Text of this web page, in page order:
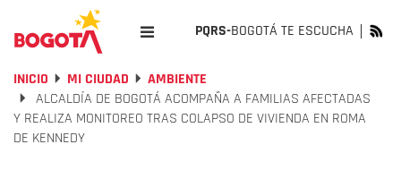
PQRS-BOGOTÁ TE ESCUCHA
INICIO MI CIUDAD
AMBIENTE
ALCALDÍA DE BOGOTÁ ACOMPAÑA A FAMILIAS AFECTADAS
Y REALIZA MONITOREO TRAS COLAPSO DE VIVIENDA EN ROMA
DE KENNEDY